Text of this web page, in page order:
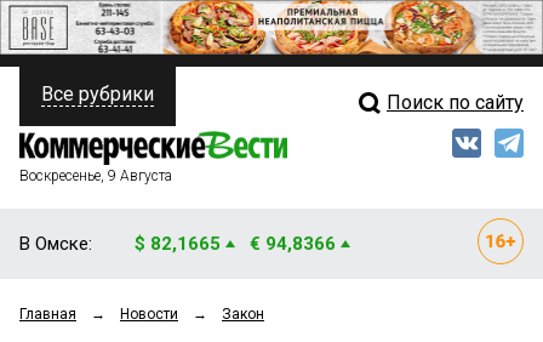
ПОЛИТИКА
ФИНАНСЫ
ОБЩЕСТВО
Свежий выпуск
Все рубрики Поиск по сайту
Воскресенье, 9 Августа
В Омске: $ 82,1665 € 94,8366
Главная → Новости → Закон